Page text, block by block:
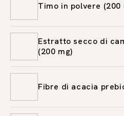
Timo in polvere (200
Estratto secco di
(200 mg)
Fibre di acacia